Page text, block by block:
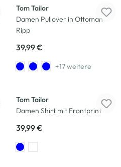
Tom Tailor
Damen Pullover in Ottoman
Ripp
39,99 €
+17 weitere
Tom Tailor
Damen Shirt mit Frontprint
39,99 €